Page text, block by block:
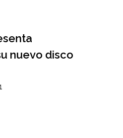
nuevo disco